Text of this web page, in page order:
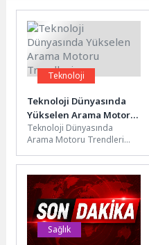
Teknoloji
Teknoloji Dünyasında
Yükselen Arama Motoru
Trendleri
Teknoloji Dünyasında
Arama Motoru Trendleri
hızla ilerlemesiyle birlikte
arama motorları ve SEO...
Sağlık